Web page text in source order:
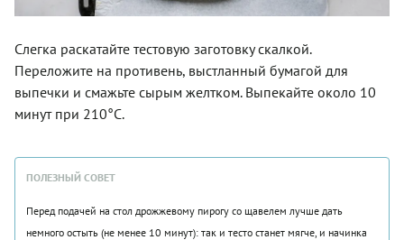
Слегка раскатайте тестовую заготовку скалкой.
Переложите на противень, выстланный бумагой для
выпечки и смажьте сырым желтком. Выпекайте около 10
минут при 210°C.
ПОЛЕЗНЫЙ СОВЕТ
Перед подачей на стол дрожжевому пирогу со щавелем лучше дать
немного остыть (не менее 10 минут): так и тесто станет мягче, и начинка